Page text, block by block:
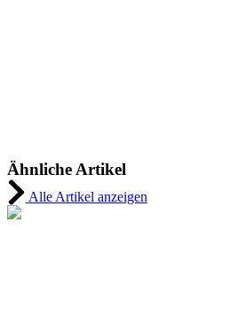
Ähnliche Artikel
Alle Artikel anzeigen